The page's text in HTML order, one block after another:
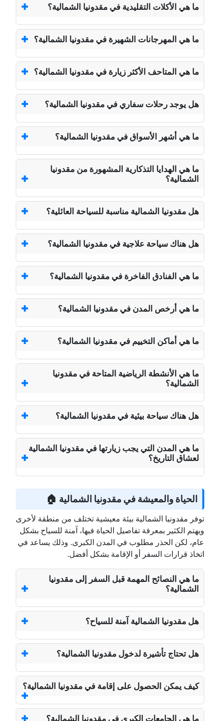
ما هي الأكلات التقليدية في مقدونيا الشمالية؟
ما هي المهرجانات الشهيرة في مقدونيا الشمالية؟
ما هي المتاحف الأكثر زيارة في مقدونيا الشمالية؟
هل يوجد رحلات سفاري في مقدونيا الشمالية؟
ما هي أشهر الأسواق في مقدونيا الشمالية؟
ما هي الهدايا التذكارية المشهورة من مقدونيا
الشمالية؟
هل مقدونيا الشمالية مناسبة للسياحة العائلية؟
هل هناك سياحة علاجية في مقدونيا الشمالية؟
ما هي الفنادق الفاخرة في مقدونيا الشمالية؟
ما هي أرخص المدن في مقدونيا الشمالية؟
ما هي أماكن التخييم في مقدونيا الشمالية؟
ما هي الأنشطة الرياضية المتاحة في مقدونيا
الشمالية؟
هل هناك سياحة بيئية في مقدونيا الشمالية؟
ما هي المدن التي يجب زيارتها في مقدونيا الشمالية
لعشاق التاريخ؟
الحياة والمعيشة في مقدونيا الشمالية 🏠
توفر مقدونيا الشمالية بيئة معيشية تختلف من منطقة لأخرى
ويهتم الكثير بمعرفة تفاصيل الحياة فيها، آمنة للسياح بشكل
عام، لكن الحذر مطلوب في المدن الكبرى. وذلك يساعد في
اتخاذ قرارات السفر أو الإقامة بشكل أفضل.
ما هي النصائح المهمة قبل السفر إلى مقدونيا
الشمالية؟
هل مقدونيا الشمالية آمنة للسياح؟
هل تحتاج تأشيرة لدخول مقدونيا الشمالية؟
كيف يمكن الحصول على إقامة في مقدونيا الشمالية؟
ما هي الجامعات الكبرى في مقدونيا الشمالية؟